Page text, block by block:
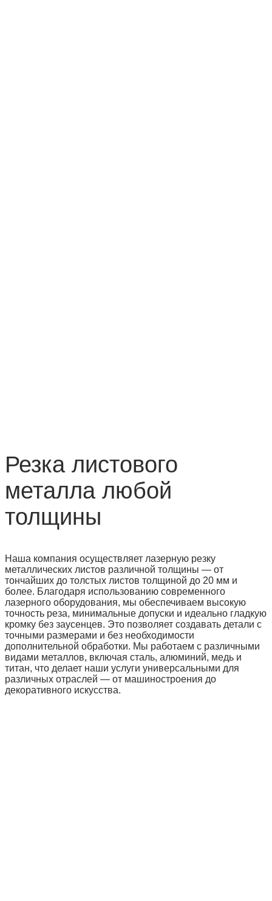
Резка листового
металла любой
толщины
Наша компания осуществляет лазерную резку
металлических листов различной толщины — от
тончайших до толстых листов толщиной до 20 мм и
более. Благодаря использованию современного
лазерного оборудования, мы обеспечиваем высокую
точность реза, минимальные допуски и идеально гладкую
кромку без заусенцев. Это позволяет создавать детали с
точными размерами и без необходимости
дополнительной обработки. Мы работаем с различными
видами металлов, включая сталь, алюминий, медь и
титан, что делает наши услуги универсальными для
различных отраслей — от машиностроения до
декоративного искусства.